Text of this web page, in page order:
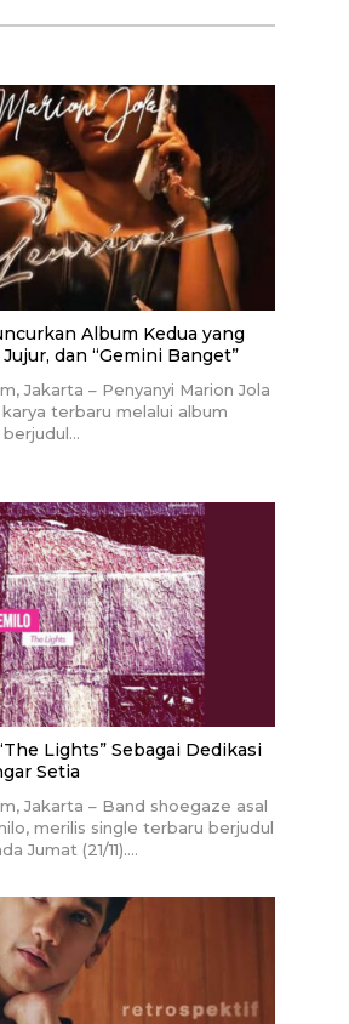
Album Kedua yang
dan “Gemini Banget”
Jakarta – Penyanyi Marion Jola
terbaru melalui album
Lights” Sebagai Dedikasi
Setia
Jakarta – Band shoegaze asal
merilis single terbaru berjudul
Jumat (21/11)….